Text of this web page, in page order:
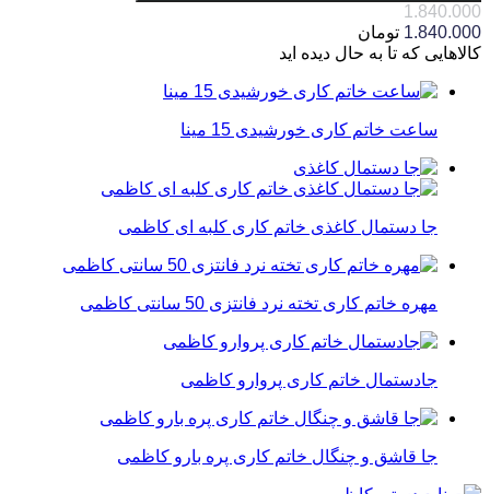
1.840.000
1.840.000 تومان
کالاهایی که تا به حال دیده اید
ساعت خاتم کاری خورشیدی 15 مینا
جا دستمال کاغذی خاتم کاری کلبه ای کاظمی
مهره خاتم کاری تخته نرد فانتزی 50 سانتی کاظمی
جادستمال خاتم کاری پروارو کاظمی
جا قاشق و چنگال خاتم کاری پره بارو کاظمی